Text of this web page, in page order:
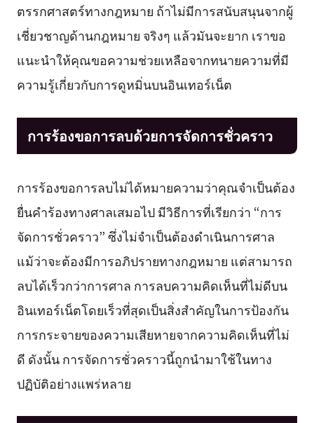
ตรรกศาสตร์ทางกฎหมาย ถ้าไม่มีการสนับสนุนจากผู้
เชี่ยวชาญด้านกฎหมาย จริงๆ แล้วมันจะยาก เราขอ
แนะนำให้คุณขอความช่วยเหลือจากทนายความที่มี
ความรู้เกี่ยวกับการดูหมิ่นบนอินเทอร์เน็ต
การร้องขอการลบด้วยการจัดการชั่วคราว
การร้องขอการลบไม่ได้หมายความว่าคุณจำเป็นต้อง
ยื่นคำร้องทางศาลเสมอไป มีวิธีการที่เรียกว่า “การ
จัดการชั่วคราว” ซึ่งไม่จำเป็นต้องดำเนินการศาล
แม้ว่าจะต้องมีการอภิปรายทางกฎหมาย แต่สามารถ
ลบได้เร็วกว่าการศาล การลบความคิดเห็นที่ไม่ดีบน
อินเทอร์เน็ตโดยเร็วที่สุดเป็นสิ่งสำคัญในการป้องกัน
การกระจายของความเสียหายจากความคิดเห็นที่ไม่
ดี ดังนั้น การจัดการชั่วคราวนี้ถูกนำมาใช้ในทาง
ปฏิบัติอย่างแพร่หลาย